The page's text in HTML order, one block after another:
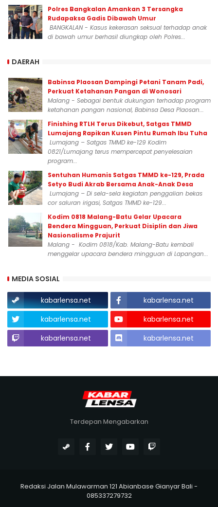
Polres Bangkalan Amankan 3 Tersangka
Rudapaksa Gadis Dibawah Umur
BANGKALAN - Kasus kekerasan seksual terhadap anak
di bawah umur berhasil diungkap oleh Polres...
DAERAH
Babinsa Plaosan Dampingi Petani Tanam Padi,
Perkuat Ketahanan Pangan di Wonosari
Malang - Sebagai bentuk dukungan terhadap program
ketahanan pangan nasional, Babinsa Desa Plaosan...
Finishing RTLH Terus Dikebut, Satgas TMMD
Lumajang Rapikan Kusen Pintu Rumah Ibu Tuha
Lumajang – Satgas TMMD ke-129 Kodim
0821/Lumajang terus mempercepat penyelesaian
program...
Sentuhan Humanis Satgas TMMD ke-129, Prada
Setyo Budi Akrab Bersama Anak-Anak Desa
Lumajang – Di sela-sela kegiatan penggalian bekas
cor saluran irigasi, Satgas TMMD ke-129...
Kodim 0818 Malang-Batu Gelar Upacara
Bendera Mingguan, Perkuat Disiplin dan Jiwa
Nasionalisme Prajurit
Malang - Kodim 0818/Kab. Malang-Batu kembali
menggelar upacara bendera mingguan di Lapangan...
MEDIA SOSIAL
kabarlensa.net
kabarlensa.net
kabarlensa.net
kabarlensa.net
kabarlensa.net
kabarlensa.net
Terdepan Mengabarkan
Redaksi Jalan Mulawarman 121 Abianbase Gianyar Bali -
085337279732